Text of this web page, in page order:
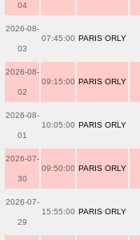
04
2026-08-
03
07:45:00 PARIS ORLY
2026-08-
02
09:15:00 PARIS ORLY
2026-08-
01
10:05:00 PARIS ORLY
2026-07-
30
09:50:00 PARIS ORLY
2026-07-
29
15:55:00 PARIS ORLY